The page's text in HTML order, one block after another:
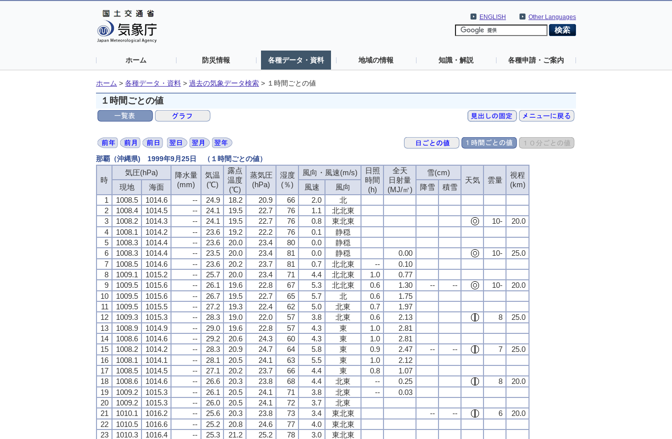
Other Languages
ENGLISH
ホーム 防災情報 各種データ・資料 地域の情報 知識・解説 各種申請・ご案内
ホーム > 各種データ・資料 > 過去の気象データ検索 > １時間ごとの値
１時間ごとの値
那覇（沖縄県) 1999年9月25日 （１時間ごとの値）
時
気圧(hPa)
降水量
(mm)
気温
(℃)
露点
温度
(℃)
蒸気圧
(hPa)
湿度
(％)
風向・風速(m/s)
日照
時間
(h)
全天
日射量
(MJ/㎡)
雪(cm)
天気
雲量
視程
(km)
現地 海面 風速 風向 降雪
積雪
1
1008.5 1014.6 -- 24.9 18.2 20.9 66 2.0
北
2
1008.4 1014.5 -- 24.1 19.5 22.7 76 1.1
北北東
3
1008.2 1014.3 -- 24.1 19.5 22.7 76 0.8 東北東 10-
20.0
4
1008.1 1014.2 -- 23.6 19.2 22.2 76 0.1
静穏
5
1008.3 1014.4 -- 23.6 20.0 23.4 80 0.0
静穏
6
1008.3 1014.4 -- 23.5 20.0 23.4 81 0.0 静穏 0.00 10-
25.0
7
1008.5 1014.6 -- 23.6 20.2 23.7 81 0.7 北北東 --
0.10
8
1009.1 1015.2 -- 25.7 20.0 23.4 71 4.4 北北東 1.0
0.77
9
1009.5 1015.6 -- 26.1 19.6 22.8 67 5.3 北北東 0.6 1.30 -- -- 10-
20.0
10
1009.5 1015.6 -- 26.7 19.5 22.7 65 5.7 北 0.6
1.75
11
1009.5 1015.5 -- 27.2 19.3 22.4 62 5.0 北東 0.7
1.97
12
1009.3 1015.3 -- 28.3 19.0 22.0 57 3.8 北東 0.6 2.13 8
25.0
13
1008.9 1014.9 -- 29.0 19.6 22.8 57 4.3 東 1.0
2.81
14
1008.6 1014.6 -- 29.2 20.6 24.3 60 4.3 東 1.0
2.81
15
1008.2 1014.2 -- 28.3 20.9 24.7 64 5.8 東 0.9 2.47 -- -- 7
25.0
16
1008.1 1014.1 -- 28.1 20.5 24.1 63 5.5 東 1.0
2.12
17
1008.5 1014.5 -- 27.1 20.2 23.7 66 4.4 東 0.8
1.07
18
1008.6 1014.6 -- 26.6 20.3 23.8 68 4.4 北東 -- 0.25 8
20.0
19
1009.2 1015.3 -- 26.1 20.5 24.1 71 3.8 北東 --
0.03
20
1009.2 1015.3 -- 26.0 20.5 24.1 72 3.7
北東
21
1010.1 1016.2 -- 25.6 20.3 23.8 73 3.4 東北東 -- -- 6
20.0
22
1010.5 1016.6 -- 25.2 20.8 24.6 77 4.0
東北東
23
1010.3 1016.4 -- 25.3 21.2 25.2 78 3.0
東北東